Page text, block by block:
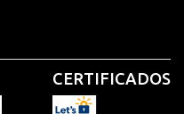
CERTIFICADOS